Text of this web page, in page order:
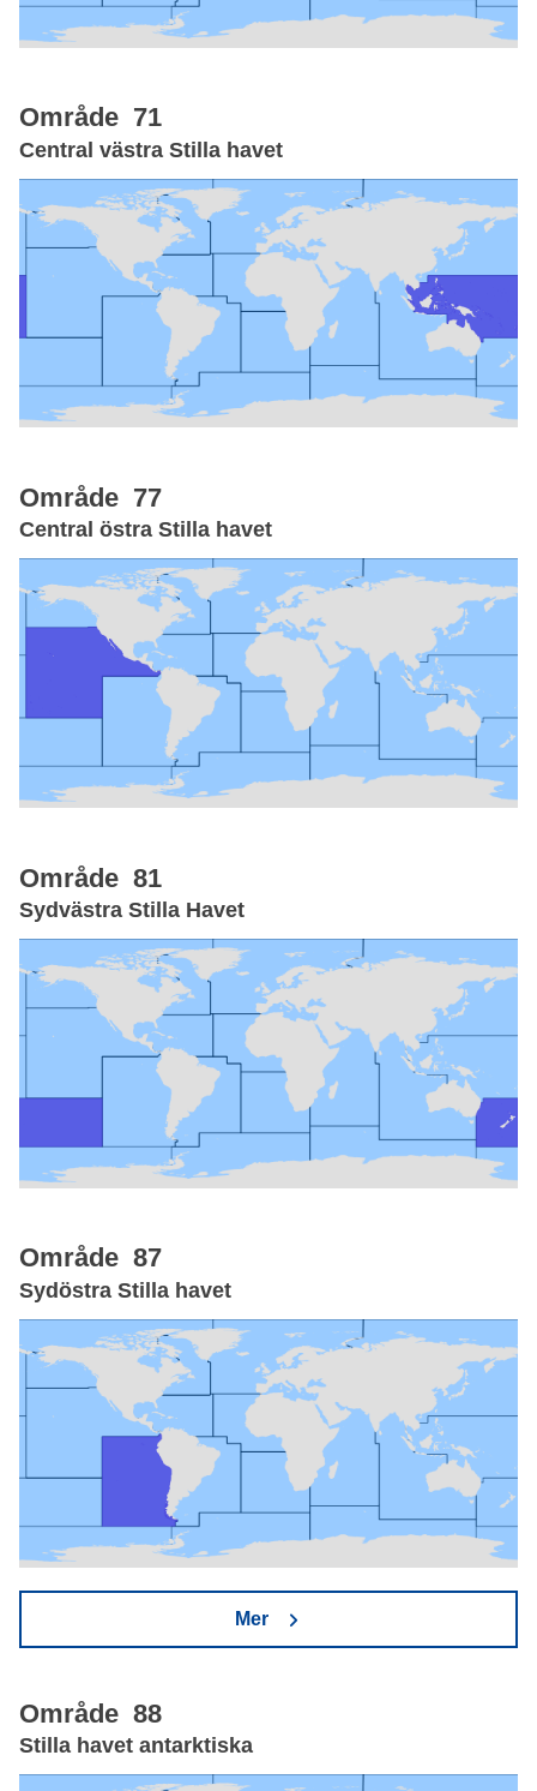
Område 71
Central västra Stilla havet
Område 77
Central östra Stilla havet
Område 81
Sydvästra Stilla Havet
Område 87
Sydöstra Stilla havet
Mer
Område 88
Stilla havet antarktiska